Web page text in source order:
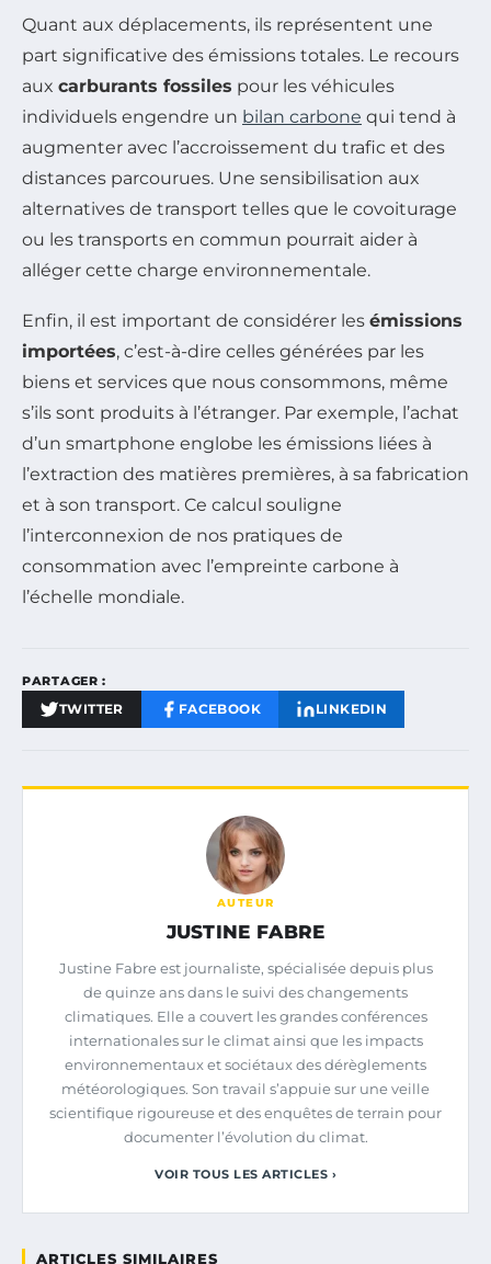
Quant aux déplacements, ils représentent une
part significative des émissions totales. Le recours
aux carburants fossiles pour les véhicules
individuels engendre un bilan carbone qui tend à
augmenter avec l’accroissement du trafic et des
distances parcourues. Une sensibilisation aux
alternatives de transport telles que le covoiturage
ou les transports en commun pourrait aider à
alléger cette charge environnementale.
Enfin, il est important de considérer les émissions
importées, c’est-à-dire celles générées par les
biens et services que nous consommons, même
s’ils sont produits à l’étranger. Par exemple, l’achat
d’un smartphone englobe les émissions liées à
l’extraction des matières premières, à sa fabrication
et à son transport. Ce calcul souligne
l’interconnexion de nos pratiques de
consommation avec l’empreinte carbone à
l’échelle mondiale.
PARTAGER :
TWITTER FACEBOOK LINKEDIN
AUTEUR
JUSTINE FABRE
Justine Fabre est journaliste, spécialisée depuis plus
de quinze ans dans le suivi des changements
climatiques. Elle a couvert les grandes conférences
internationales sur le climat ainsi que les impacts
environnementaux et sociétaux des dérèglements
météorologiques. Son travail s’appuie sur une veille
scientifique rigoureuse et des enquêtes de terrain pour
documenter l’évolution du climat.
VOIR TOUS LES ARTICLES ›
ARTICLES SIMILAIRES